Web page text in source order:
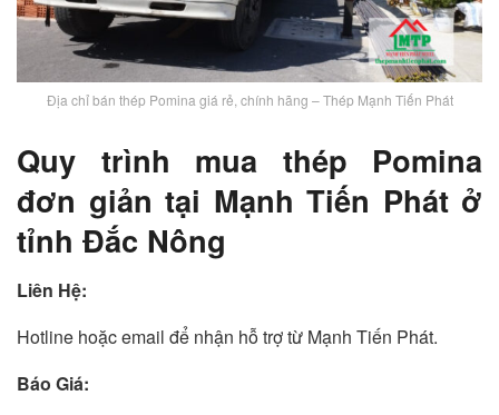
Địa chỉ bán thép Pomina giá rẻ, chính hãng – Thép Mạnh Tiến Phát
Quy trình mua thép Pomina
đơn giản tại Mạnh Tiến Phát ở
tỉnh Đắc Nông
Liên Hệ:
Hotline hoặc email để nhận hỗ trợ từ Mạnh Tiến Phát.
Báo Giá: